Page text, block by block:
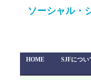
ソーシャル・
HOME SJFについ